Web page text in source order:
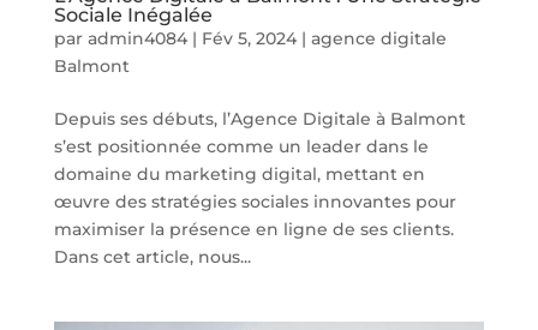
Sociale Inégalée
par admin4084| Fév 5, 2024| agence digitale
Balmont
Depuis ses débuts, l’Agence Digitale à Balmont
s’est positionnée comme un leader dans le
domaine du marketing digital, mettant en
œuvre des stratégies sociales innovantes pour
maximiser la présence en ligne de ses clients.
Dans cet article, nous...